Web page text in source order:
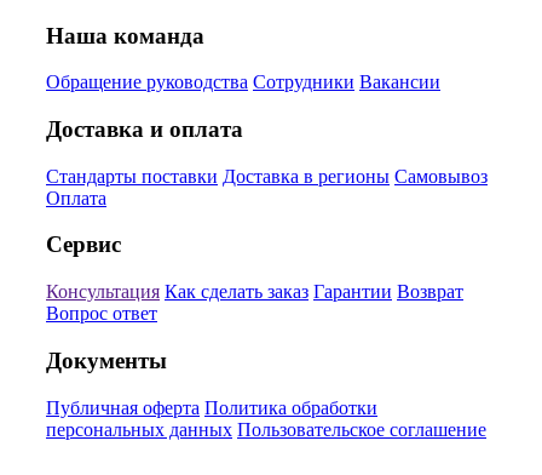
Наша команда
Обращение руководства Сотрудники Вакансии
Доставка и оплата
Стандарты поставки Доставка в регионы Самовывоз
Оплата
Сервис
Консультация Как сделать заказ Гарантии Возврат
Вопрос ответ
Документы
Публичная оферта Политика обработки
персональных данных Пользовательское соглашение